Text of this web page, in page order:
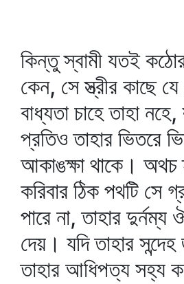
কিন্তু স্বামী যতই
কেন, সে স্ত্রীর কাছে
বাধ্যতা চাহে তাহা নহে,
প্রতিও তাহার ভিতরে
আকাঙক্ষা থাকে। অথচ
করিবার ঠিক পথটি সে
পারে না, তাহার দুর্নম্য
দেয়। যদি তাহার সন্দেহ
তাহার আধিপত্য সহ্য